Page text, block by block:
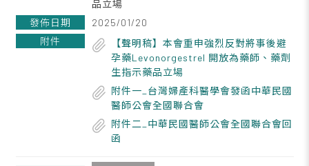
品立場
2025/01/20
【聲明稿】本會重申強烈反對將事後避
孕藥Levonorgestrel 開放為藥師、藥劑
生指示藥品立場
附件一_台灣婦產科醫學會發函中華民國
醫師公會全國聯合會
附件二_中華民國醫師公會全國聯合會回
函